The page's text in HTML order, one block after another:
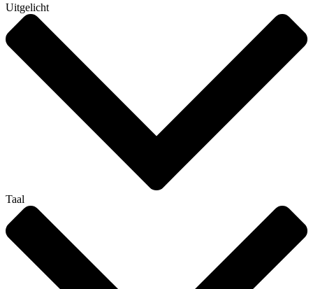
Uitgelicht
Taal